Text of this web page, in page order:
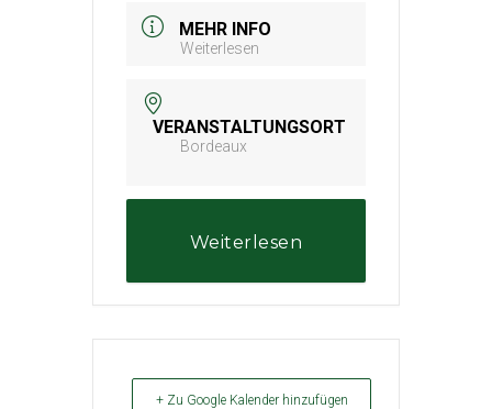
MEHR INFO
Weiterlesen
VERANSTALTUNGSORT
Bordeaux
Weiterlesen
+ Zu Google Kalender hinzufügen